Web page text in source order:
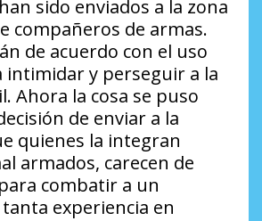
sido enviados a la zona
compañeros de armas.
de acuerdo con el uso
intimidar y perseguir a la
Ahora la cosa se puso
de enviar a la
quienes la integran
armados, carecen de
combatir a un
experiencia en